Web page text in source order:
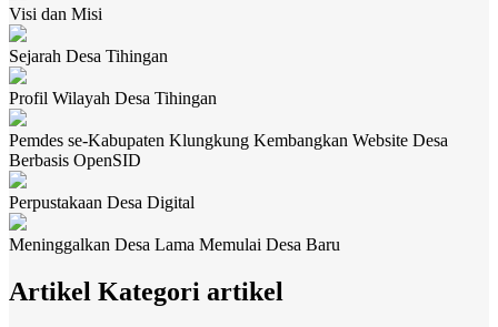
Visi dan Misi
Sejarah Desa Tihingan
Profil Wilayah Desa Tihingan
Pemdes se-Kabupaten Klungkung Kembangkan Website Desa
Berbasis OpenSID
Perpustakaan Desa Digital
Meninggalkan Desa Lama Memulai Desa Baru
Artikel Kategori artikel